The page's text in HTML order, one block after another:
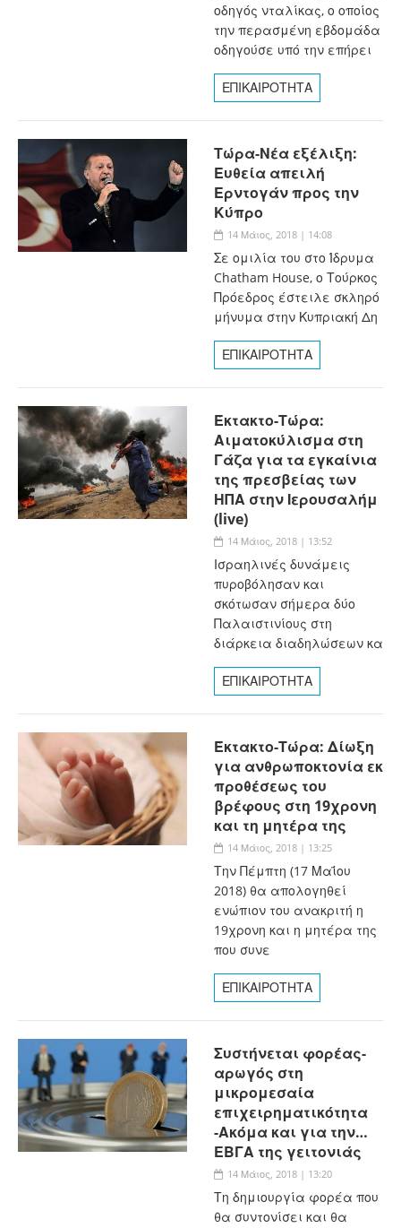
οδηγός νταλίκας, ο οποίος
την περασμένη εβδομάδα
οδηγούσε υπό την επήρει
ΕΠΙΚΑΙΡΟΤΗΤΑ
Τώρα-Νέα εξέλιξη:
Ευθεία απειλή
Ερντογάν προς την
Κύπρο
14 Μάιος, 2018 | 14:08
Σε ομιλία του στο Ίδρυμα
Chatham House, ο Τούρκος
Πρόεδρος έστειλε σκληρό
μήνυμα στην Κυπριακή Δη
ΕΠΙΚΑΙΡΟΤΗΤΑ
Έκτακτο-Τώρα:
Αιματοκύλισμα στη
Γάζα για τα εγκαίνια
της πρεσβείας των
ΗΠΑ στην Ιερουσαλήμ
(live)
14 Μάιος, 2018 | 13:52
Ισραηλινές δυνάμεις
πυροβόλησαν και
σκότωσαν σήμερα δύο
Παλαιστινίους στη
διάρκεια διαδηλώσεων κα
ΕΠΙΚΑΙΡΟΤΗΤΑ
Έκτακτο-Τώρα: Δίωξη
για ανθρωποκτονία εκ
προθέσεως του
βρέφους στη 19χρονη
και τη μητέρα της
14 Μάιος, 2018 | 13:25
Την Πέμπτη (17 Μαΐου
2018) θα απολογηθεί
ενώπιον του ανακριτή η
19χρονη και η μητέρα της
που συνε
ΕΠΙΚΑΙΡΟΤΗΤΑ
Συστήνεται φορέας-
αρωγός στη
μικρομεσαία
επιχειρηματικότητα
-Ακόμα και για την…
ΕΒΓΑ της γειτονιάς
14 Μάιος, 2018 | 13:20
Τη δημιουργία φορέα που
θα συντονίσει και θα